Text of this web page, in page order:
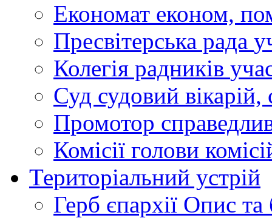
Економат економ,
Пресвітерська рада
Колегія радників
Суд судовий вікарій,
Промотор
Комісії голови
Територіальний устрій
Герб єпархії Опис та